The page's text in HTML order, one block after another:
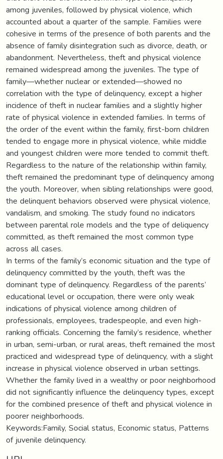
among juveniles, followed by physical violence, which
accounted about a quarter of the sample. Families were
cohesive in terms of the presence of both parents and the
absence of family disintegration such as divorce, death, or
abandonment. Nevertheless, theft and physical violence
remained widespread among the juveniles. The type of
family—whether nuclear or extended—showed no
correlation with the type of delinquency, except a higher
incidence of theft in nuclear families and a slightly higher
rate of physical violence in extended families. In terms of
the order of the event within the family, first-born children
tended to engage more in physical violence, while middle
and youngest children were more tended to commit theft.
Regardless to the nature of the relationship within family,
theft remained the predominant type of delinquency among
the youth. Moreover, when sibling relationships were good,
the delinquent behaviors observed were physical violence,
vandalism, and smoking. The study found no indicators
between parental role models and the type of deliquency
committed, as theft remained the most common type
across all cases.
In terms of the family’s economic situation and the type of
delinquency committed by the youth, theft was the
dominant type of delinquency. Regardless of the parents’
educational level or occupation, there were only weak
indications of physical violence among children of
professionals, employees, tradespeople, and even high-
ranking officials. Concerning the family’s residence, whether
in urban, semi-urban, or rural areas, theft remained the most
practiced and widespread type of delinquency, with a slight
increase in physical violence observed in urban settings.
Whether the family lived in a wealthy or poor neighborhood
did not significantly influence the delinquency types, except
for the combined presence of theft and physical violence in
poorer neighborhoods.
Keywords:Family, Social status, Economic status, Patterns
of juvenile delinquency.